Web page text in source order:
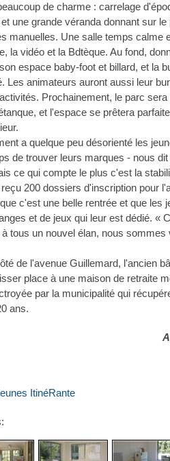
de charme : carrelage
une grande véranda donnant sur
manuelles. Une salle temps calme
la vidéo et la Bdtèque. Au fond,
espace baby-foot et billard, et la
Les animateurs auront aussi leur
Prochainement, le parc sera
et l'espace se prêtera
a quelque peu désorienté les
de trouver leurs marques - nous
ce qui compte le plus c'est la
200 dossiers d'inscription pour
c'est une belle rentrée et que les
et de jeux qui leur est dédié. «
à tous un nouvel élan, nous
de l'avenue Guillemard, l'ancien
place à une maison de retraite
par la municipalité qui
ans.
ItinéRante